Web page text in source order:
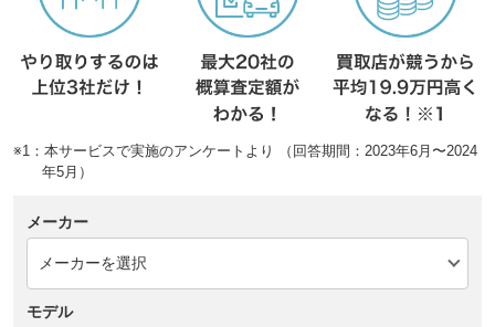
※1：本サービスで実施のアンケートより （回答期間：2023年6月〜2024
年5月）
メーカー
モデル